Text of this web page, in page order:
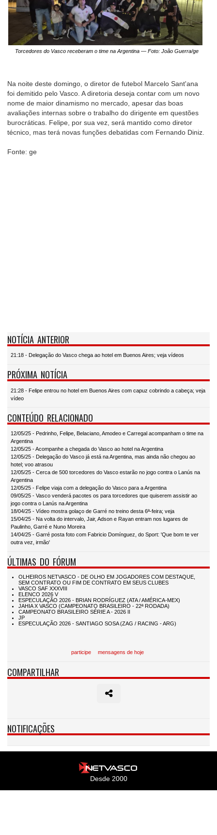
Torcedores do Vasco receberam o time na Argentina — Foto: João Guerra/ge
Na noite deste domingo, o diretor de futebol Marcelo Sant'ana
foi demitido pelo Vasco. A diretoria deseja contar com um novo
nome de maior dinamismo no mercado, apesar das boas
avaliações internas sobre o trabalho do dirigente em questões
burocráticas. Felipe, por sua vez, será mantido como diretor
técnico, mas terá novas funções debatidas com Fernando Diniz.
Fonte: ge
NOTÍCIA ANTERIOR
21:18 - Delegação do Vasco chega ao hotel em Buenos Aires; veja vídeos
PRÓXIMA NOTÍCIA
21:28 - Felipe entrou no hotel em Buenos Aires com capuz cobrindo a cabeça; veja
vídeo
CONTEÚDO RELACIONADO
12/05/25 - Pedrinho, Felipe, Belaciano, Amodeo e Carregal acompanham o time na
Argentina
12/05/25 - Acompanhe a chegada do Vasco ao hotel na Argentina
12/05/25 - Delegação do Vasco já está na Argentina, mas ainda não chegou ao
hotel; voo atrasou
12/05/25 - Cerca de 500 torcedores do Vasco estarão no jogo contra o Lanús na
Argentina
12/05/25 - Felipe viaja com a delegação do Vasco para a Argentina
09/05/25 - Vasco venderá pacotes os para torcedores que quiserem assistir ao
jogo contra o Lanús na Argentina
18/04/25 - Vídeo mostra golaço de Garré no treino desta 6ª-feira; veja
15/04/25 - Na volta do intervalo, Jair, Adson e Rayan entram nos lugares de
Paulinho, Garré e Nuno Moreira
14/04/25 - Garré posta foto com Fabricio Domínguez, do Sport: 'Que bom te ver
outra vez, irmão'
ÚLTIMAS DO FÓRUM
participe mensagens de hoje
COMPARTILHAR
NOTIFICAÇÕES
Desde 2000